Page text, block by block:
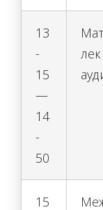
13
-
15
—
14
-
50
15